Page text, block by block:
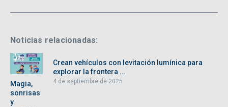
Noticias relacionadas:
Magia,
sonrisas
y
Crean vehículos con levitación lumínica para
explorar la frontera ...
4 de septiembre de 2025